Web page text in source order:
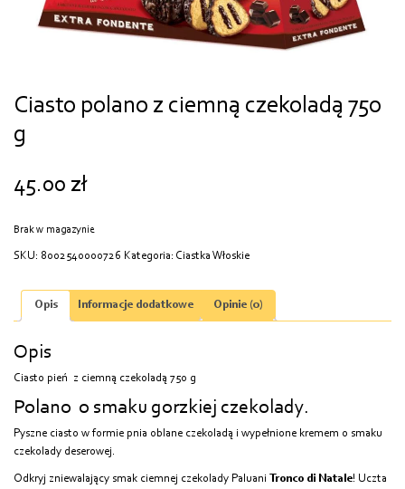
Ciasto polano z ciemną czekoladą 750
g
45.00 zł
Brak w magazynie
SKU: 8002540000726 Kategoria: Ciastka Włoskie
Opis Informacje dodatkowe Opinie (0)
Opis
Ciasto pień z ciemną czekoladą 750 g
Polano o smaku gorzkiej czekolady.
Pyszne ciasto w formie pnia oblane czekoladą i wypełnione kremem o smaku
czekolady deserowej.
Odkryj zniewalający smak ciemnej czekolady Paluani Tronco di Natale! Uczta